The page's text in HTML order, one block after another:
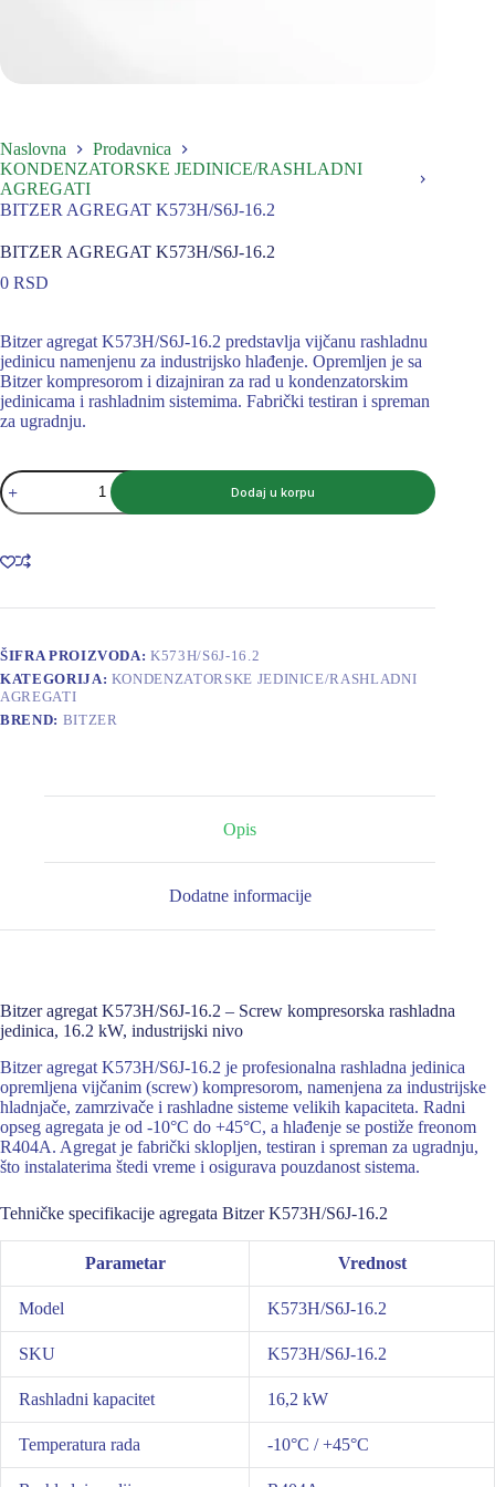
Naslovna
Prodavnica
KONDENZATORSKE JEDINICE/RASHLADNI
AGREGATI
BITZER AGREGAT K573H/S6J-16.2
BITZER AGREGAT K573H/S6J-16.2
0 RSD
Bitzer agregat K573H/S6J-16.2 predstavlja vijčanu rashladnu
jedinicu namenjenu za industrijsko hlađenje. Opremljen je sa
Bitzer kompresorom i dizajniran za rad u kondenzatorskim
jedinicama i rashladnim sistemima. Fabrički testiran i spreman
za ugradnju.
BITZER
AGREGAT
K573H/S6J-
količina
Dodaj u korpu
ŠIFRA PROIZVODA:K573H/S6J-16.2
KATEGORIJA: KONDENZATORSKE JEDINICE/RASHLADNI
AGREGATI
BREND: BITZER
Opis
Dodatne informacije
Bitzer agregat K573H/S6J-16.2 – Screw kompresorska rashladna
jedinica, 16.2 kW, industrijski nivo
Bitzer agregat K573H/S6J-16.2 je profesionalna rashladna jedinica
opremljena vijčanim (screw) kompresorom, namenjena za industrijske
hladnjače, zamrzivače i rashladne sisteme velikih kapaciteta. Radni
opseg agregata je od -10°C do +45°C, a hlađenje se postiže freonom
R404A. Agregat je fabrički sklopljen, testiran i spreman za ugradnju,
što instalaterima štedi vreme i osigurava pouzdanost sistema.
Tehničke specifikacije agregata Bitzer K573H/S6J-16.2
Parametar Vrednost
Model K573H/S6J-16.2
SKU K573H/S6J-16.2
Rashladni kapacitet 16,2 kW
Temperatura rada -10°C / +45°C